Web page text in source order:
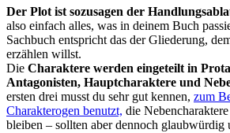
Der Plot ist sozusagen der
also einfach alles, was in deinem Buch
Sachbuch entspricht das der Gliederung,
erzählen willst.
Die Charaktere werden eingeteilt in
Antagonisten, Hauptcharaktere und
ersten drei musst du sehr gut kennen, zum
Charakterogen benutzt, die
bleiben – sollten aber dennoch glaubwürdig